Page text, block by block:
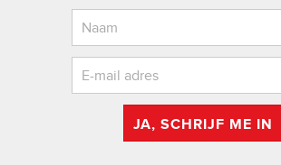
JA, SCHRIJF ME IN